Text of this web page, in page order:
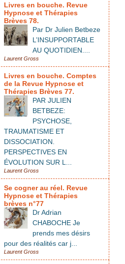
Livres en bouche. Revue
Hypnose et Thérapies
Brèves 78.
Par Dr Julien Betbeze
L’INSUPPORTABLE
AU QUOTIDIEN....
Laurent Gross
Livres en bouche. Comptes
de la Revue Hypnose et
Thérapies Brèves 77.
PAR JULIEN
BETBEZE:
PSYCHOSE,
TRAUMATISME ET
DISSOCIATION.
PERSPECTIVES EN
ÉVOLUTION SUR L...
Laurent Gross
Se cogner au réel. Revue
Hypnose et Thérapies
brèves n°77
Dr Adrian
CHABOCHE Je
prends mes désirs
pour des réalités car j...
Laurent Gross